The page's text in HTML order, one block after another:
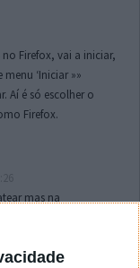
Firefox, vai a iniciar,
‘Iniciar »»
Aí é só escolher o
Firefox.
mas na
a desesperar, ate ja